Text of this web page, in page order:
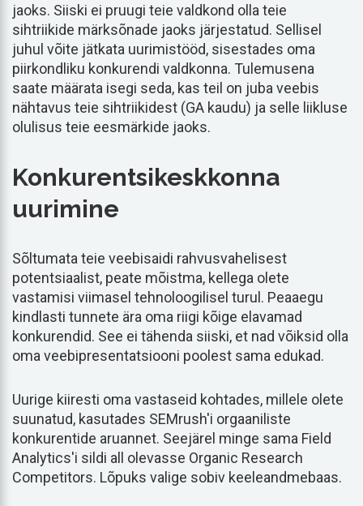
jaoks. Siiski ei pruugi teie valdkond olla teie
sihtriikide märksõnade jaoks järjestatud. Sellisel
juhul võite jätkata uurimistööd, sisestades oma
piirkondliku konkurendi valdkonna. Tulemusena
saate määrata isegi seda, kas teil on juba veebis
nähtavus teie sihtriikidest (GA kaudu) ja selle liikluse
olulisus teie eesmärkide jaoks.
Konkurentsikeskkonna
uurimine
Sõltumata teie veebisaidi rahvusvahelisest
potentsiaalist, peate mõistma, kellega olete
vastamisi viimasel tehnoloogilisel turul. Peaaegu
kindlasti tunnete ära oma riigi kõige elavamad
konkurendid. See ei tähenda siiski, et nad võiksid olla
oma veebipresentatsiooni poolest sama edukad.
Uurige kiiresti oma vastaseid kohtades, millele olete
suunatud, kasutades SEMrush'i orgaaniliste
konkurentide aruannet. Seejärel minge sama Field
Analytics'i sildi all olevasse Organic Research
Competitors. Lõpuks valige sobiv keeleandmebaas.